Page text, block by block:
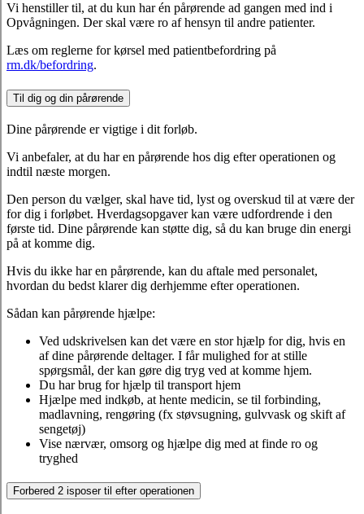
Vi henstiller til, at du kun har én pårørende ad gangen med ind i
Opvågningen. Der skal være ro af hensyn til andre patienter.
Læs om reglerne for kørsel med patientbefordring på
rm.dk/befordring.
Til dig og din pårørende
Dine pårørende er vigtige i dit forløb.
Vi anbefaler, at du har en pårørende hos dig efter operationen og
indtil næste morgen.
Den person du vælger, skal have tid, lyst og overskud til at være der
for dig i forløbet. Hverdagsopgaver kan være udfordrende i den
første tid. Dine pårørende kan støtte dig, så du kan bruge din energi
på at komme dig.
Hvis du ikke har en pårørende, kan du aftale med personalet,
hvordan du bedst klarer dig derhjemme efter operationen.
Sådan kan pårørende hjælpe:
Ved udskrivelsen kan det være en stor hjælp for dig, hvis en
af dine pårørende deltager. I får mulighed for at stille
spørgsmål, der kan gøre dig tryg ved at komme hjem.
Du har brug for hjælp til transport hjem
Hjælpe med indkøb, at hente medicin, se til forbinding,
madlavning, rengøring (fx støvsugning, gulvvask og skift af
sengetøj)
Vise nærvær, omsorg og hjælpe dig med at finde ro og
tryghed
Forbered 2 isposer til efter operationen